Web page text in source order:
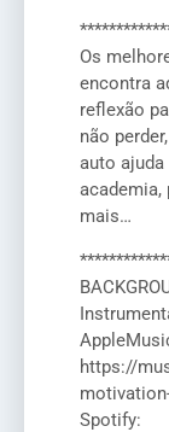
Os
encontra
reflexão
não
auto
academia,
mais…
https://
Spotify: